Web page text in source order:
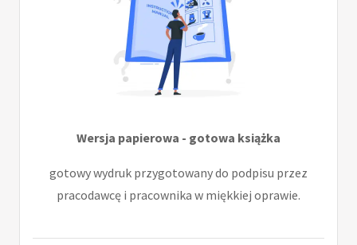
Wersja papierowa - gotowa książka
gotowy wydruk przygotowany do podpisu przez
pracodawcę i pracownika w miękkiej oprawie.